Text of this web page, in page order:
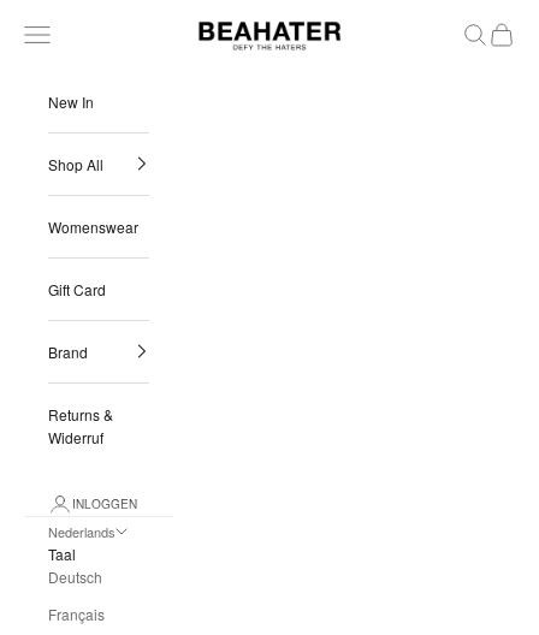
BEAHATER
Menu Zoeken
New In
Shop All
Womenswear
Gift Card
Brand
Returns &
Widerruf
INLOGGEN
Nederlands
Taal
Deutsch
Français